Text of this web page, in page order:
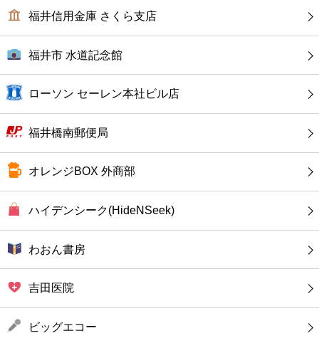
公共
病院
ホテル
福井信用金庫 さくら支店
福井市 水道記念館
ローソン セーレン本社ビル店
福井橋南郵便局
オレンジBOX 外商部
ハイデンシーク(HideNSeek)
わおん書房
吉田医院
ビッグエコー